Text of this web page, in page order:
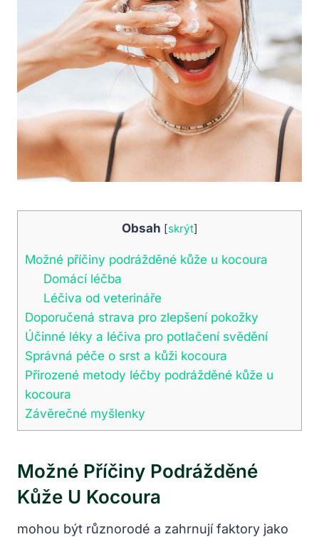
Obsah [skrýt]
Možné příčiny podrážděné kůže u kocoura
Domácí léčba
Léčiva od veterináře
Doporučená strava pro zlepšení pokožky
Účinné léky a léčiva pro potlačení svědění
Správná péče o srst a kůži kocoura
Přirozené metody léčby podrážděné kůže u
kocoura
Závěrečné myšlenky
Možné Příčiny Podrážděné
Kůže U Kocoura
mohou být různorodé a zahrnují faktory jako